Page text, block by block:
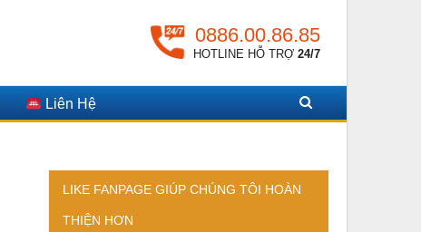
0886.00.86.85
HOTLINE HỖ TRỢ 24/7
Liên Hệ
LIKE FANPAGE GIÚP CHÚNG TÔI HOÀN
THIỆN HƠN